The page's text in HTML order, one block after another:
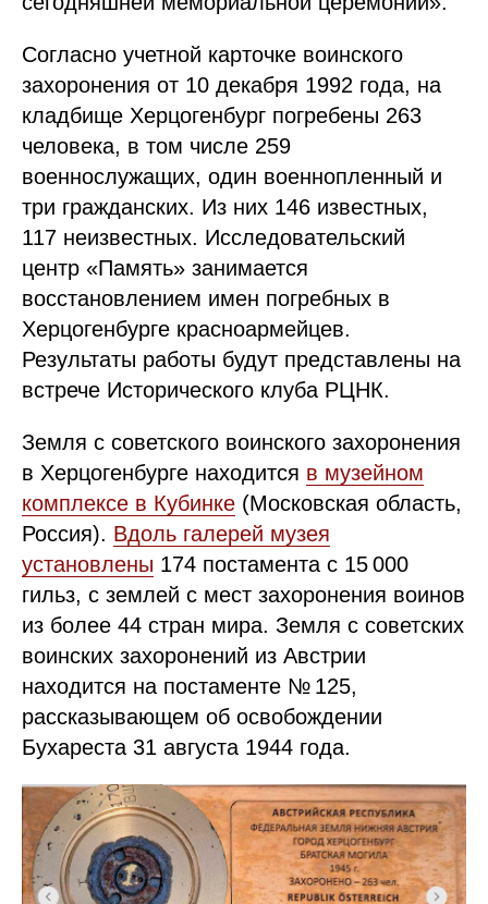
Согласно учетной карточке воинского
захоронения от 10 декабря 1992 года, на
кладбище Херцогенбург погребены 263
человека, в том числе 259
военнослужащих, один военнопленный и
три гражданских. Из них 146 известных,
117 неизвестных. Исследовательский
центр «Память» занимается
восстановлением имен погребных в
Херцогенбурге красноармейцев.
Результаты работы будут представлены на
встрече Исторического клуба РЦНК.
Земля с советского воинского захоронения
в Херцогенбурге находится в музейном
комплексе в Кубинке (Московская область,
Россия). Вдоль галерей музея
установлены 174 постамента с 15 000
гильз, с землей с мест захоронения воинов
из более 44 стран мира. Земля с советских
воинских захоронений из Австрии
находится на постаменте № 125,
рассказывающем об освобождении
Бухареста 31 августа 1944 года.